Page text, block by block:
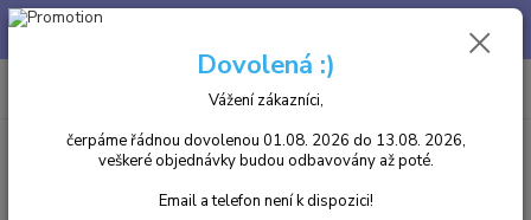
Chcete u nás zakoupený díl i namontovat? není problém, v našem
CZK
Dovolená :)
Vážení zákazníci,
čerpáme řádnou dovolenou 01.08. 2026 do 13.08. 2026,
veškeré objednávky budou odbavovány až poté.
Email a telefon není k dispozici!